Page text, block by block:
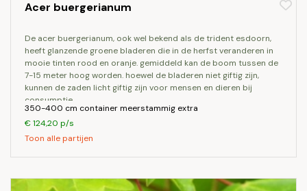
Acer buergerianum
de acer buergerianum, ook wel bekend als de trident esdoorn,
heeft glanzende groene bladeren die in de herfst veranderen in
mooie tinten rood en oranje. gemiddeld kan de boom tussen de
7-15 meter hoog worden. hoewel de bladeren niet giftig zijn,
kunnen de zaden licht giftig zijn voor mensen en dieren bij
consumptie.
350-400 cm container meerstammig extra
€ 124,20 p/s
Toon alle partijen